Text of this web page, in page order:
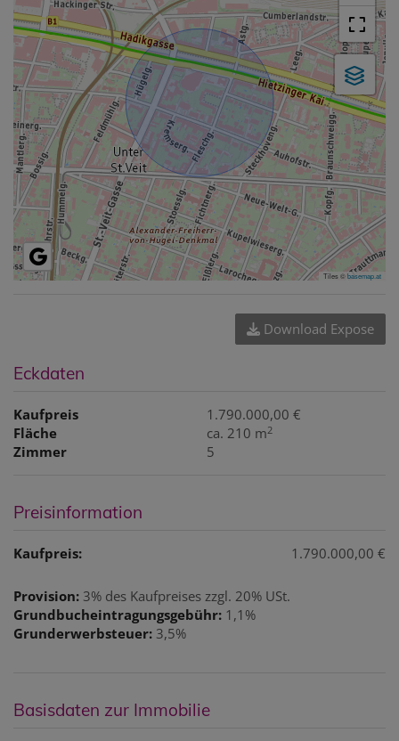
Tiles ©basemap.at
Download Expose
Eckdaten
Kaufpreis
1.790.000,00 €
Fläche
ca. 210 m2
Zimmer 5
Preisinformation
Kaufpreis: 1.790.000,00 €
Provision: 3% des Kaufpreises zzgl. 20% USt.
Grundbucheintragungsgebühr: 1,1%
Grunderwerbsteuer: 3,5%
Basisdaten zur Immobilie